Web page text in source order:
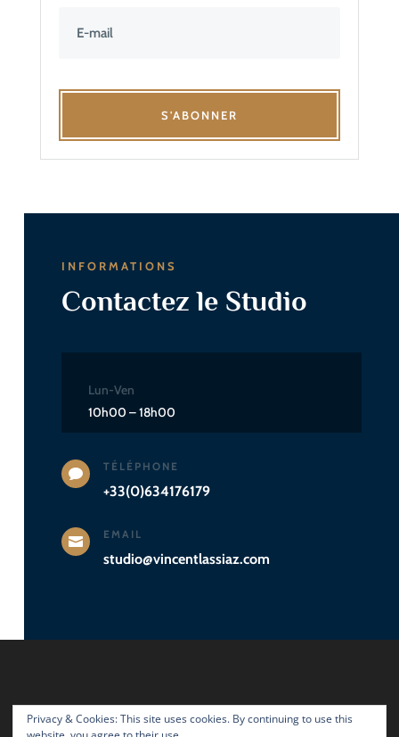
S'ABONNER
INFORMATIONS
Contactez le Studio
Lun-Ven
10h00 – 18h00

TÉLÉPHONE
+33(0)634176179

EMAIL
studio@vincentlassiaz.com
Privacy & Cookies: This site uses cookies. By continuing to use this